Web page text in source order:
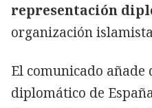
representación
organización
El comunicado
diplomático de